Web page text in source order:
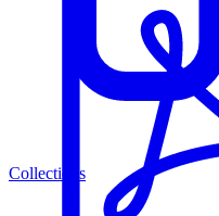
Collections